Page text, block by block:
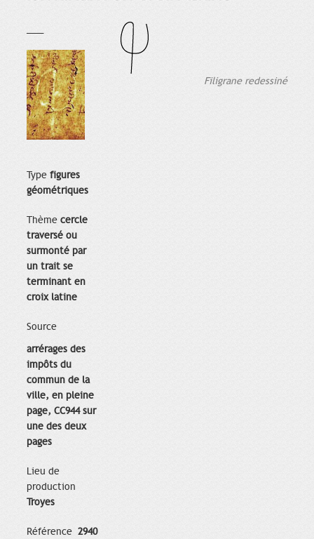
Type figures
géométriques
Thème cercle
traversé ou
surmonté par
un trait se
terminant en
croix latine
Source
arrérages des
impôts du
commun de la
ville, en pleine
page, CC944 sur
une des deux
pages
Lieu de
production
Troyes
Référence 2940
Filigrane redessiné